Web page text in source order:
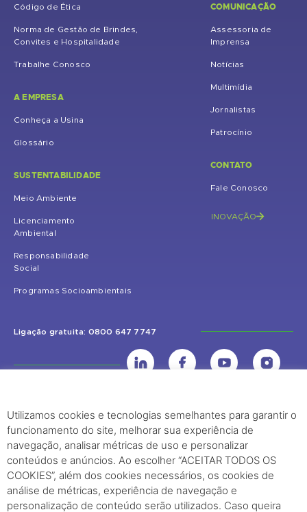
Código de Ética
Norma de Gestão de Brindes,
Convites e Hospitalidade
Trabalhe Conosco
A EMPRESA
Conheça a Usina
Glossário
SUSTENTABILIDADE
Meio Ambiente
Licenciamento
Ambiental
Responsabilidade
Social
Programas Socioambientais
COMUNICAÇÃO
Assessoria de
Imprensa
Notícias
Multimídia
Jornalistas
Patrocínio
CONTATO
Fale Conosco
INOVAÇÃO
Ligação gratuita: 0800 647 7747
UHE Jirau
Rodovia BR-364, KM 824 S/Nº - Distrito de Jaci Paraná – Porto Velho
(RO) – CEP: 76840-000 – Telefone: (69) 2182.8600
Rio de Janeiro (RJ)
Utilizamos cookies e tecnologias semelhantes para garantir o
funcionamento do site, melhorar sua experiência de
navegação, analisar métricas de uso e personalizar
conteúdos e anúncios. Ao escolher “ACEITAR TODOS OS
COOKIES”, além dos cookies necessários, os cookies de
análise de métricas, experiência de navegação e
personalização de conteúdo serão utilizados. Caso queira